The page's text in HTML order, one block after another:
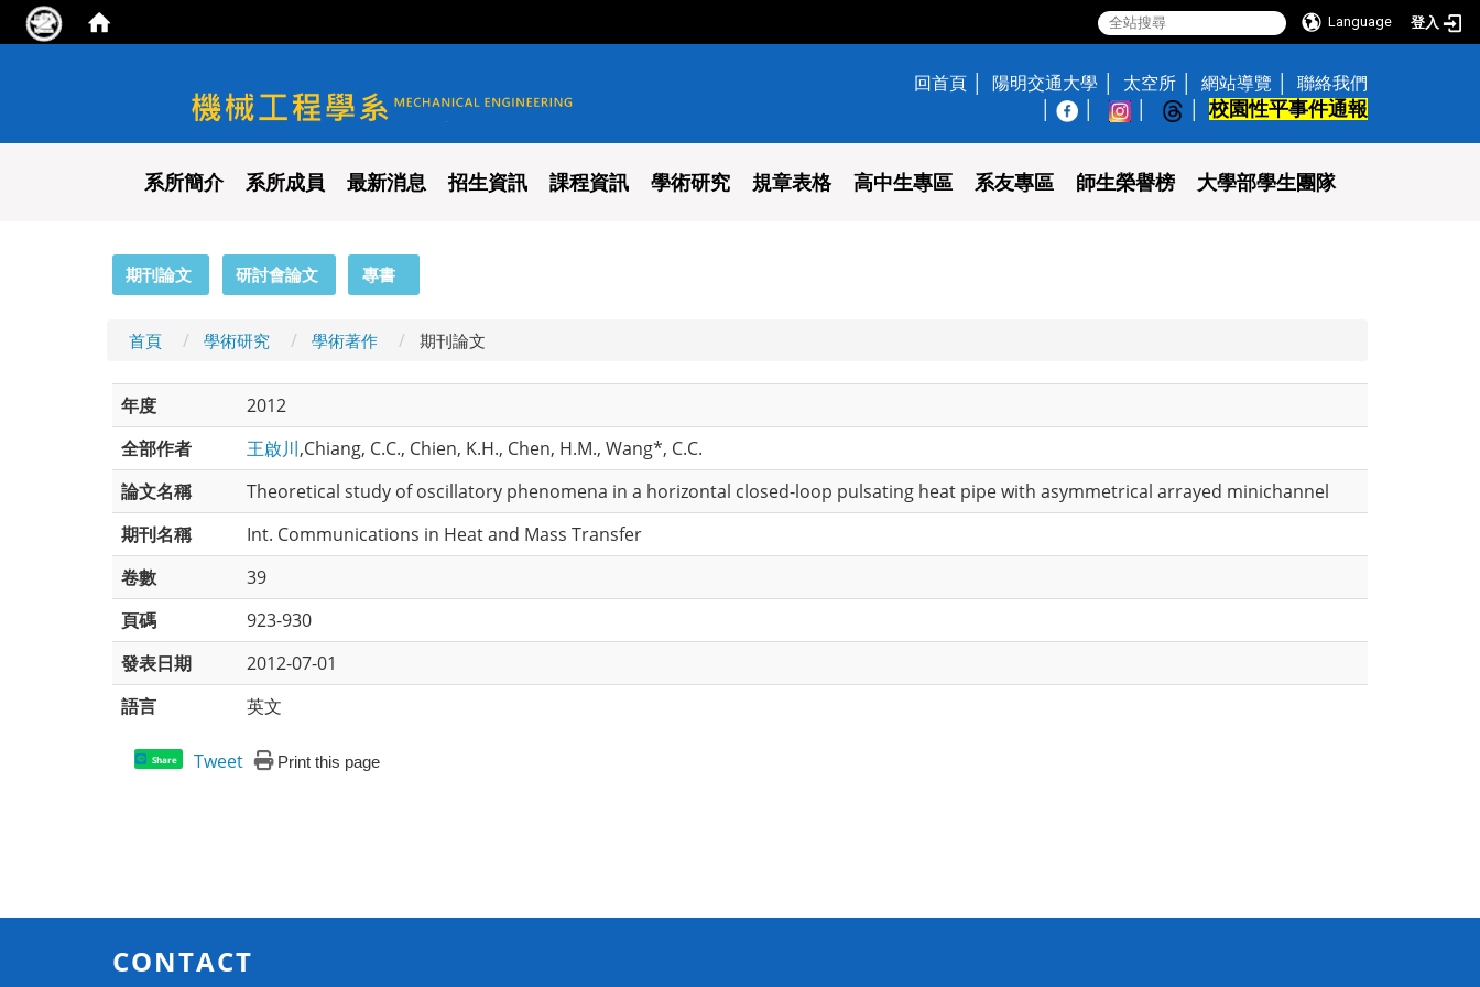
Language 登入
國立陽明交通大學 機械工程學系
回首頁 陽明交通大學 太空所 網站導覽
聯絡我們
校園性平事件通報
系所簡介 系所成員 最新消息 招生資訊 課程資訊 學術研究 規章表格 高中生專區 系友專區 師生榮譽榜 大學部學生團隊
期刊論文 研討會論文 專書
首頁 學術研究 學術著作 期刊論文
年度
2012
全部作者
王啟川,Chiang, C.C., Chien, K.H., Chen, H.M., Wang*, C.C.
論文名稱
Theoretical study of oscillatory phenomena in a horizontal closed-loop pulsating heat pipe with asymmetrical arrayed minichannel
期刊名稱
Int. Communications in Heat and Mass Transfer
卷數
39
頁碼
923-930
發表日期
2012-07-01
語言
英文
Share Tweet Print this page
CONTACT